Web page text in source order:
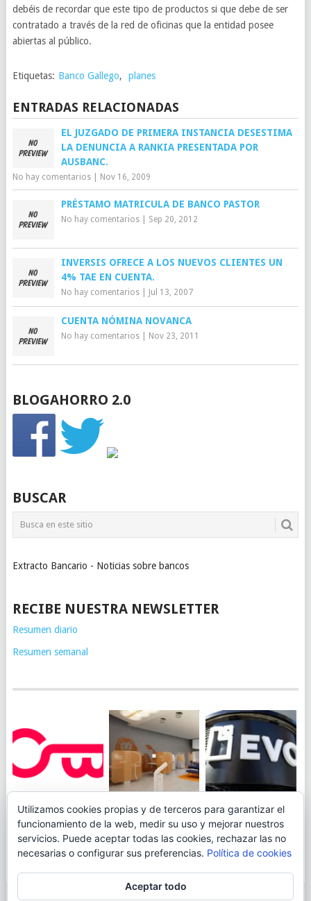
debéis de recordar que este tipo de productos si que debe de ser
contratado a través de la red de oficinas que la entidad posee
abiertas al público.
Etiquetas: Banco Gallego, planes
ENTRADAS RELACIONADAS
EL JUZGADO DE PRIMERA INSTANCIA DESESTIMA
LA DENUNCIA A RANKIA PRESENTADA POR
AUSBANC.
No hay comentarios| Nov 16, 2009
PRÉSTAMO MATRICULA DE BANCO PASTOR
No hay comentarios| Sep 20, 2012
INVERSIS OFRECE A LOS NUEVOS CLIENTES UN
4% TAE EN CUENTA.
No hay comentarios| Jul 13, 2007
CUENTA NÓMINA NOVANCA
No hay comentarios| Nov 23, 2011
BLOGAHORRO 2.0
BUSCAR
Extracto Bancario - Noticias sobre bancos
RECIBE NUESTRA NEWSLETTER
Resumen diario
Resumen semanal
JUEGA AL
CANICÓDROMO
DIGITAL DE
OPENBANK
ING TOCA SUELO EN
LA RENTABILIDAD
DE SU CUENTA
NARANJA: 0,01% TAE
EVO BANK
PERMITIRÁ
INGRESAR DINERO
DESDE LAS OFICINAS
Utilizamos cookies propias y de terceros para garantizar el
funcionamiento de la web, medir su uso y mejorar nuestros
servicios. Puede aceptar todas las cookies, rechazar las no
necesarias o configurar sus preferencias. Política de cookies
Aceptar todo